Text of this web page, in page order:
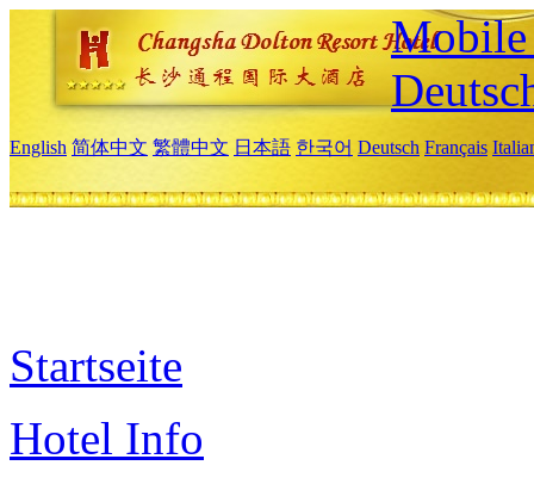
Mobile
English 简体中文 繁體中文 日本語 한국어 Deutsch Français
Startseite
Hotel Info